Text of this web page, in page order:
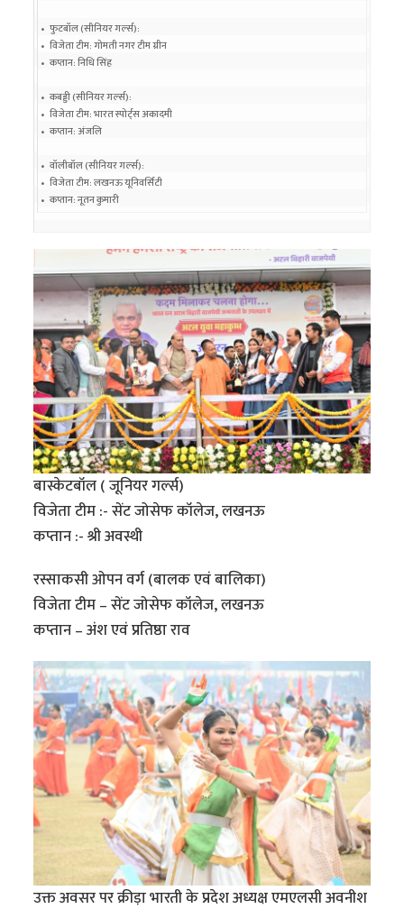
•   फुटबॉल (सीनियर गर्ल्स):
•   विजेता टीम: गोमती नगर टीम ग्रीन
•   कप्तान: निधि सिंह
•   कबड्डी (सीनियर गर्ल्स):
•   विजेता टीम: भारत स्पोर्ट्स अकादमी
•   कप्तान: अंजलि
•   वॉलीबॉल (सीनियर गर्ल्स):
•   विजेता टीम: लखनऊ यूनिवर्सिटी
•   कप्तान: नूतन कुमारी
बास्केटबॉल ( जूनियर गर्ल्स)
विजेता टीम :- सेंट जोसेफ कॉलेज, लखनऊ
कप्तान :- श्री अवस्थी
रस्साकसी ओपन वर्ग (बालक एवं बालिका)
विजेता टीम – सेंट जोसेफ कॉलेज, लखनऊ
कप्तान – अंश एवं प्रतिष्ठा राव
उक्त अवसर पर क्रीड़ा भारती के प्रदेश अध्यक्ष एमएलसी अवनीश